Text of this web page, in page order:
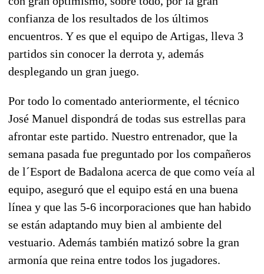
confianza de los resultados de los últimos
encuentros. Y es que el equipo de Artigas, lleva 3
partidos sin conocer la derrota y, además
desplegando un gran juego.
Por todo lo comentado anteriormente, el técnico
José Manuel dispondrá de todas sus estrellas para
afrontar este partido. Nuestro entrenador, que la
semana pasada fue preguntado por los compañeros
de l´Esport de Badalona acerca de que como veía al
equipo, aseguró que el equipo está en una buena
línea y que las 5-6 incorporaciones que han habido
se están adaptando muy bien al ambiente del
vestuario. Además también matizó sobre la gran
armonía que reina entre todos los jugadores.